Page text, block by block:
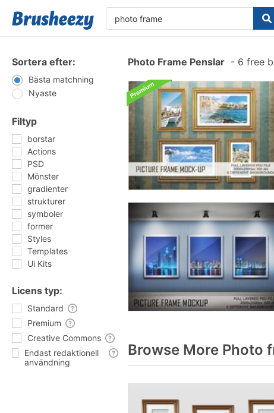
Sortera efter:
Bästa matchning
Nyaste
Filtyp
borstar
Actions
PSD
Mönster
gradienter
strukturer
symboler
former
Styles
Templates
Ui Kits
Licens typ:
Standard
Premium
Creative Commons
Endast redaktionell
användning
Photo Frame Penslar - 6 free
Browse More Photo